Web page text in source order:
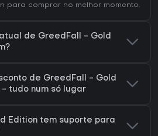
para comprar no melhor momento.
de GreedFall - Gold
de GreedFall - Gold
- tudo num só lugar
Edition tem suporte para